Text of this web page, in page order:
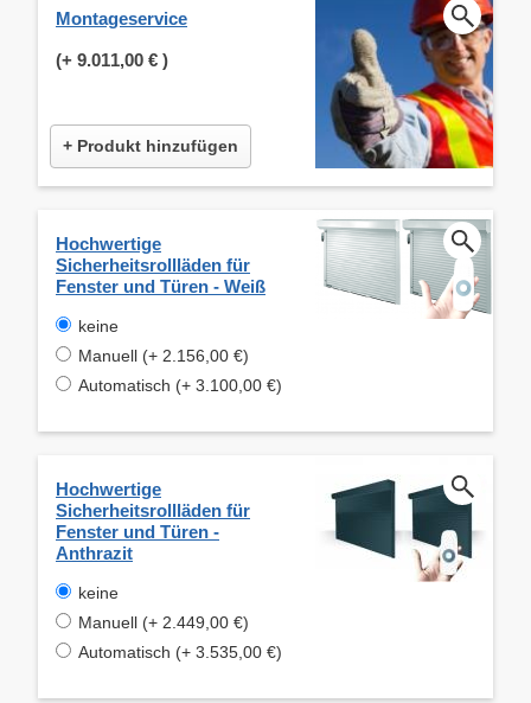
Montageservice
(+ 9.011,00 € )
+ Produkt hinzufügen
Hochwertige
Sicherheitsrollläden für
Fenster und Türen - Weiß
keine
Manuell (+ 2.156,00 €)
Automatisch (+ 3.100,00 €)
Hochwertige
Sicherheitsrollläden für
Fenster und Türen -
Anthrazit
keine
Manuell (+ 2.449,00 €)
Automatisch (+ 3.535,00 €)